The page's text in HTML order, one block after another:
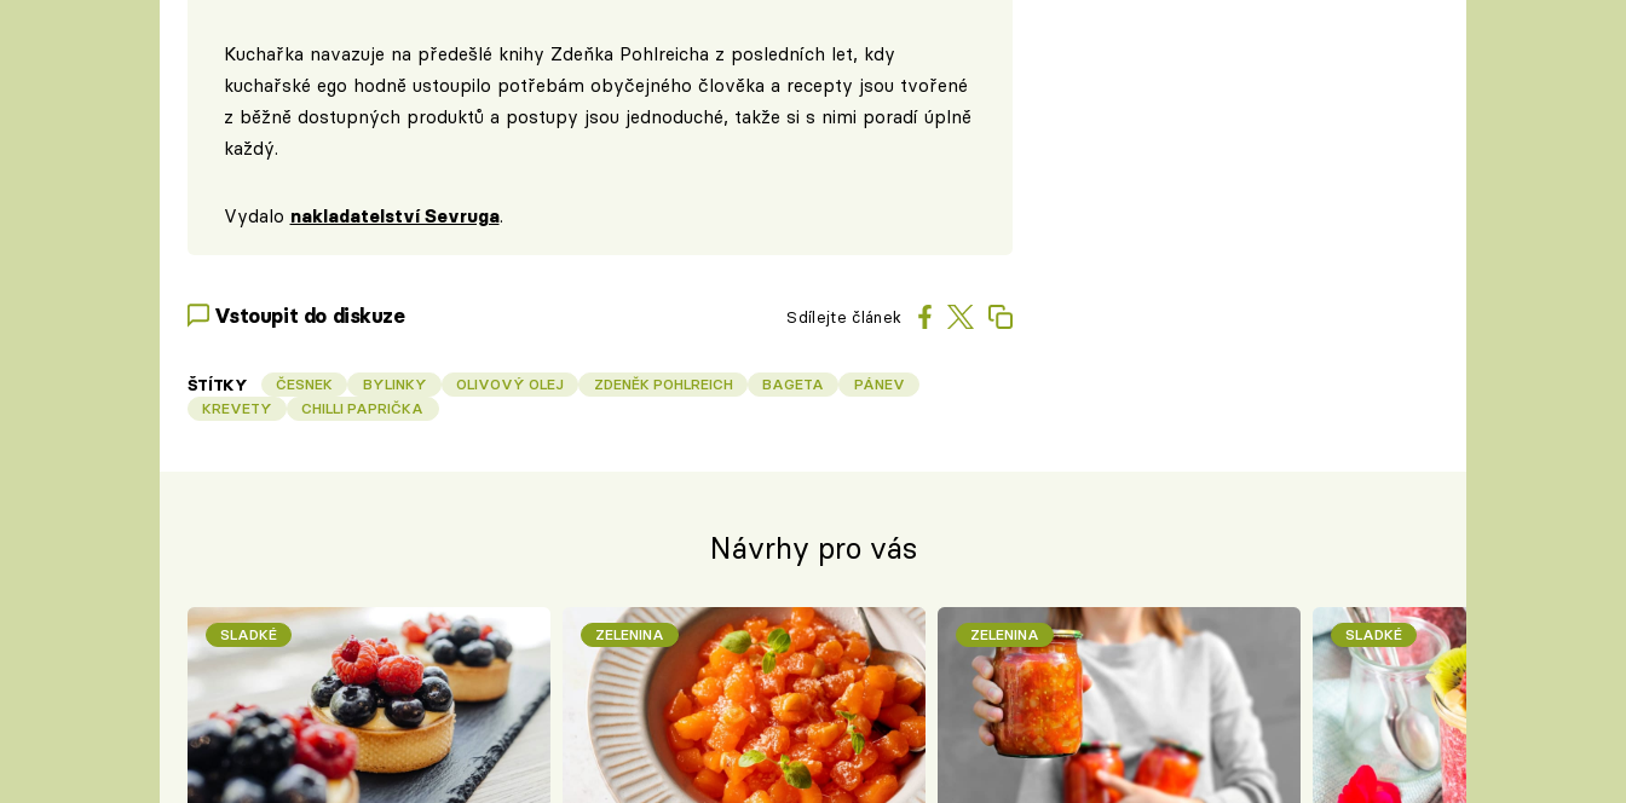
Kuchařka navazuje na předešlé knihy Zdeňka Pohlreicha z posledních let, kdy
kuchařské ego hodně ustoupilo potřebám obyčejného člověka a recepty jsou tvořené
z běžně dostupných produktů a postupy jsou jednoduché, takže si s nimi poradí úplně
každý.
Vydalo nakladatelství Sevruga.
Vstoupit do diskuze Sdílejte článek
ŠTÍTKY ČESNEK BYLINKY OLIVOVÝ OLEJ ZDENĚK POHLREICH BAGETA
PÁNEV
KREVETY
CHILLI PAPRIČKA
Návrhy pro vás
SLADKÉ ZELENINA ZELENINA SLADKÉ